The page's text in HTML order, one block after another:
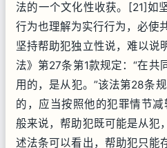
法的一个文化性收获。[21]如
行为也理解为实行行为，必使
坚持帮助犯独立性说，难以说
法》第27条第1款规定：“在共
用的，是从犯。”该法第28条
的，应当按照他的犯罪情节
般来说，帮助犯既可能是从犯
述法条可以看出，帮助犯只能